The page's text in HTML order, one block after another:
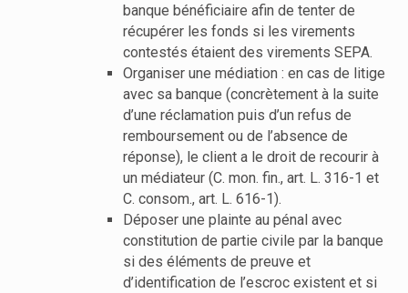
banque bénéficiaire afin de tenter de
récupérer les fonds si les virements
contestés étaient des virements SEPA.
Organiser une médiation : en cas de litige
avec sa banque (concrètement à la suite
d’une réclamation puis d’un refus de
remboursement ou de l’absence de
réponse), le client a le droit de recourir à
un médiateur (C. mon. fin., art. L. 316-1 et
C. consom., art. L. 616-1).
Déposer une plainte au pénal avec
constitution de partie civile par la banque
si des éléments de preuve et
d’identification de l’escroc existent et si